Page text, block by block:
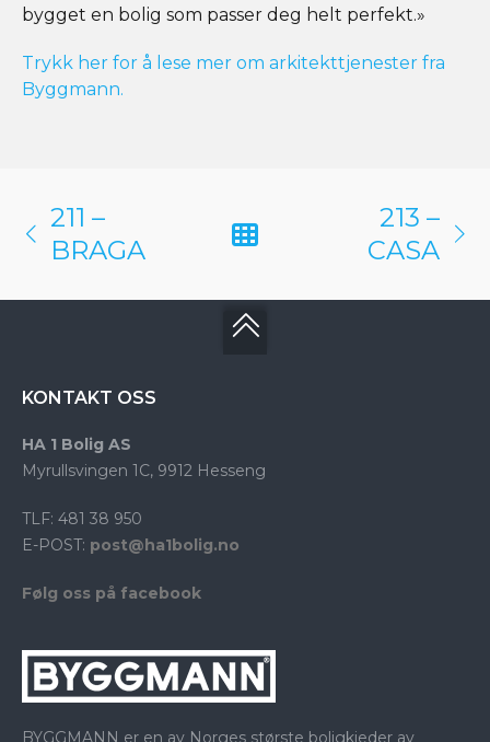
bygget en bolig som passer deg helt perfekt.»
Trykk her for å lese mer om arkitekttjenester fra
Byggmann.
211 –
BRAGA
213 –
CASA
KONTAKT OSS
HA 1 Bolig AS
Myrullsvingen 1C, 9912 Hesseng
TLF: 481 38 950
E-POST: post@ha1bolig.no
Følg oss på facebook
BYGGMANN er en av Norges største boligkjeder av